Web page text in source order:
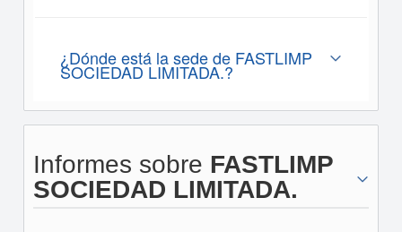
¿Dónde está la sede de FASTLIMP
SOCIEDAD LIMITADA.?
Informes sobre FASTLIMP
SOCIEDAD LIMITADA.